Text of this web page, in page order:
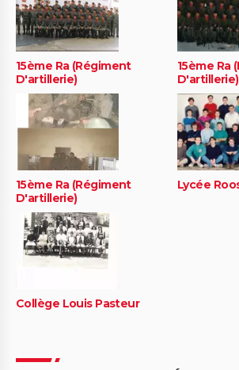
15ème Ra (Régiment
D'artillerie)
15ème Ra
D'artillerie)
15ème Ra (Régiment
D'artillerie)
Lycée
Collège Louis Pasteur